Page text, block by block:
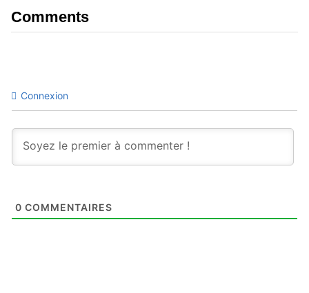
Comments
Connexion
0 COMMENTAIRES